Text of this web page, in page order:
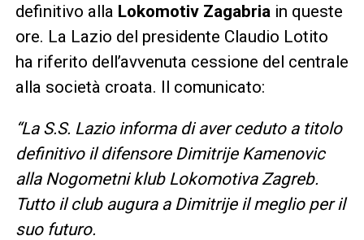
definitivo alla Lokomotiv Zagabriain queste
ore. La Lazio del presidente Claudio Lotito
ha riferito dell’avvenuta cessione del centrale
alla società croata. Il comunicato:
“La S.S. Lazio informa di aver ceduto a titolo
definitivo il difensore Dimitrije Kamenovic
alla Nogometni klub Lokomotiva Zagreb.
Tutto il club augura a Dimitrije il meglio per il
suo futuro.